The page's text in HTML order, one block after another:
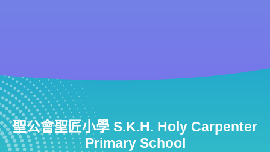
聖公會聖匠小學 S.K.H. Holy Carpenter
Primary School